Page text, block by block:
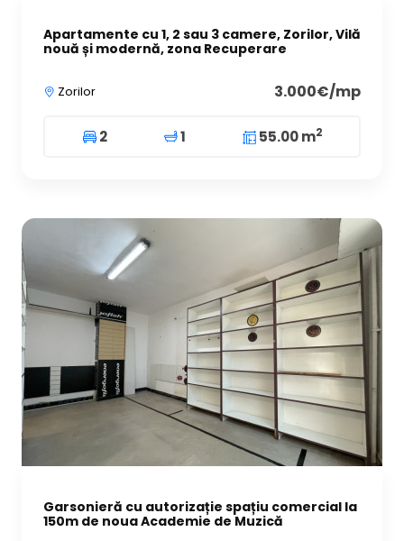
Apartamente cu 1, 2 sau 3 camere, Zorilor, Vilă
nouă și modernă, zona Recuperare
Zorilor 3.000€/mp
2 1 55.00 m2
Garsonieră cu autorizație spațiu comercial la
150m de noua Academie de Muzică